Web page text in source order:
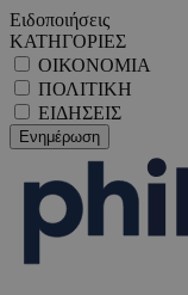
Ειδοποιήσεις
ΚΑΤΗΓΟΡΙΕΣ
ΟΙΚΟΝΟΜΙΑ
ΠΟΛΙΤΙΚΗ
ΕΙΔΗΣΕΙΣ